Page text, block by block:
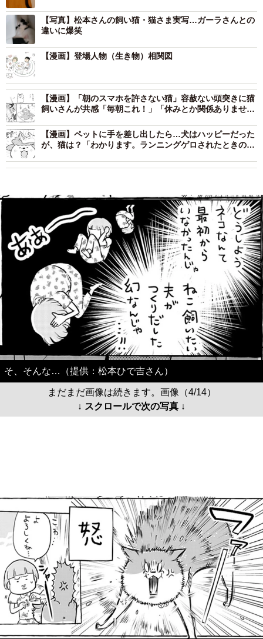
【写真】松本さんの飼い猫・猫さま実写…ガーラさんとの
違いに爆笑
【漫画】登場人物（生き物）相関図
【漫画】「朝のスマホを許さない猫」容赦ない頭突きに猫
飼いさんが共感「毎朝これ！」「休みとか関係ありませ
【漫画】ペットに手を差し出したら…犬はハッピーだった
が、猫は？「わかります。ランニングゲロされたときの虚
そ、そんな…（提供：松本ひで吉さん）
まだまだ画像は続きます。画像（4/14）
↓ スクロールで次の写真 ↓